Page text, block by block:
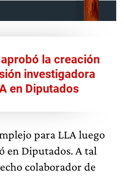
la creación
investigadora
en Diputados
para LLA luego
en Diputados. A tal
colaborador de